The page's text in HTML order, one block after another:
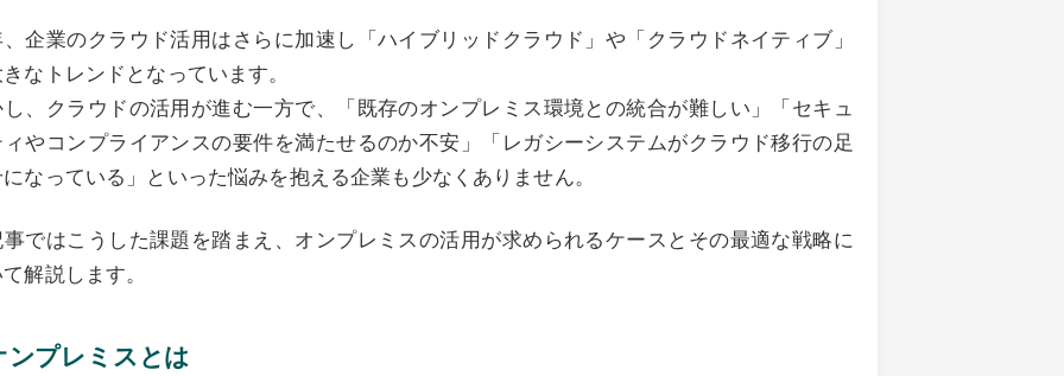
企業のクラウド活用はさらに加速し「ハイブリッドクラウド」や「クラウドネイティブ」
なトレンドとなっています。
し、クラウドの活用が進む一方で、「既存のオンプレミス環境との統合が難しい」「セキュ
ィやコンプライアンスの要件を満たせるのか不安」「レガシーシステムがクラウド移行の足
なっている」といった悩みを抱える企業も少なくありません。
ではこうした課題を踏まえ、オンプレミスの活用が求められるケースとその最適な戦略に
解説します。
ンプレミスとは